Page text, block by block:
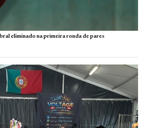
eliminado na primeira ronda de pares